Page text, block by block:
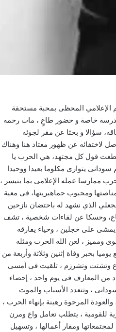
الإعلامي المحظى بمحبة مستحقة
خاصة و حضور طاغٍ ، مات رحمه
سؤالا و بحثا عن مقر لجوئه
لاختفائه عن ظهور معتاد هنا وهناك
قطعت قول كل مجتهد، هي الحرب يا
يتوارى مكلوما بعيدا ووحيدا
ممارسا عمله الإعلامى بما يتيسر ،
ومحبوب جماهيريتها، في معية
الذي نشهد له باحتضان نازحين
وحسكا عن لقاءات شخصية ، تشف
على خجلين ، وحياء يفارقه
ومميز ، لعن الله الحرب ومثله
بخبر وفاة إثنين وثلاثة وأربعة من
وتشتت وتشرزم ، تلقيت فى أمسى
من المعارف فى يوم واحد ، إحصاء
، وتتعدد الأسباب والموت
المرجوة رهينة بإنهاء الحرب ،
للقومية ، يتطلب تعامل واع ومرن
ومقار أعمالها ، وتسهيل